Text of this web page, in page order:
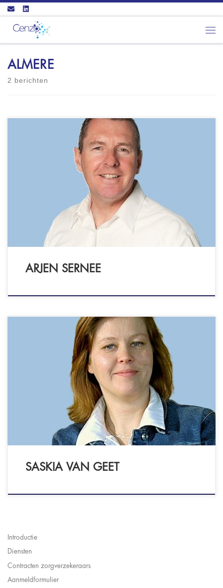
Ga naar inhoud
ALMERE
2 berichten
Via Mentalis Consultancy Koekoeklaan 11 1343
AM ALMERE - Registerpsycholoog NIP/Arbeid &
Organisatie® - Psycholoog NIP - EuroPsy - NIP
geregistreerd (NIP-nummer: 92162)
ARJEN SERNEE
Psychologiepraktijk Van Geet Buster
Keatonstraat 63 1325 CK ALMERE Ook
videobellen mogelijk - GZ-psycholoog (BIG:
19065568525) - Eerstelijnspsycholoog NIP -
NIP geregistreerd - LVVP geregistreerd
SASKIA VAN GEET
Introductie
Diensten
Contracten zorgverzekeraars
Aanmeldformulier